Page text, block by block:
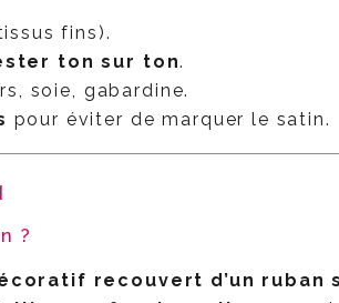
fins).
ton sur ton.
soie, gabardine.
pour éviter de marquer le satin.
?
recouvert d’un ruban